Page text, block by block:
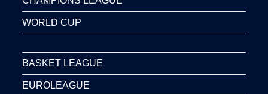
WORLD CUP
BASKET LEAGUE
EUROLEAGUE